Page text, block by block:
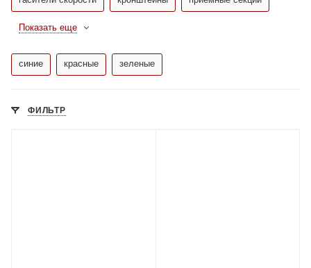
Показать еще
синие красные зеленые
ФИЛЬТР